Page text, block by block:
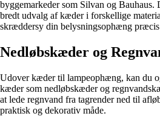
byggemarkeder som Silvan og Bauhaus.
bredt udvalg af kæder i forskellige
skræddersy din belysningsophæng præcis
Nedløbskæder og
Udover kæder til lampeophæng, kan du
kæder som nedløbskæder og
at lede regnvand fra tagrender ned til
praktisk og dekorativ måde.